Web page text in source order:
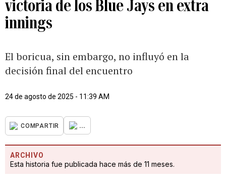
victoria de los Blue Jays en extra
innings
El boricua, sin embargo, no influyó en la
decisión final del encuentro
24 de agosto de 2025 - 11:39 AM
COMPARTIR ...
ARCHIVO
Esta historia fue publicada hace más de 11 meses.